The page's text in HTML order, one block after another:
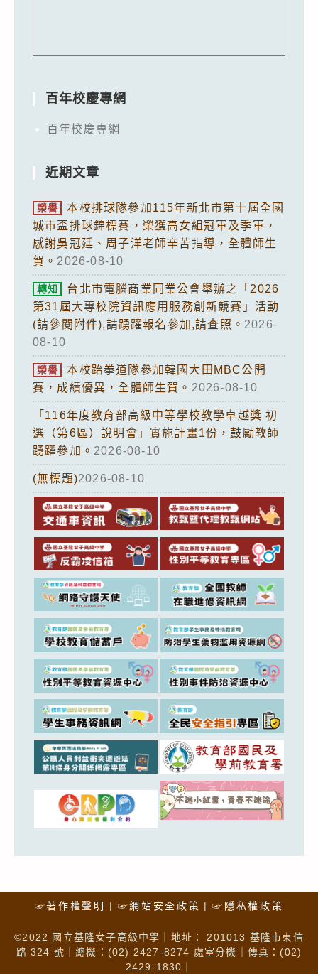
百年校慶專網
百年校慶專網
近期文章
榮譽
本校排球隊參加115年新北市第十屆全國
城市盃排球錦標賽，榮獲高女組冠軍及季軍，
感謝吳冠廷、周子洋老師辛苦指導，全體師生
賀。 2026-08-10
轉知
台北市電腦商業同業公會舉辦之「2026
第31屆大專校院資訊應用服務創新競賽」活動
(請參閱附件),請踴躍報名參加,請查照。 2026-
08-10
榮譽
本校跆拳道隊參加韓國大田MBC公開
賽，成績優異，全體師生賀。 2026-08-10
「116年度教育部高級中等學校教學卓越獎 初
選（第6區）說明會」實施計畫1份，鼓勵教師
踴躍參加。 2026-08-10
(無標題)2026-08-10
☞著作權聲明 ☞網站安全政策 ☞隱私權政策
©2022 國立基隆女子高級中學｜地址： 201013 基隆市東信
路 324 號｜總機：(02) 2427-8274 處室分機｜傳真：(02)
2429-1830｜